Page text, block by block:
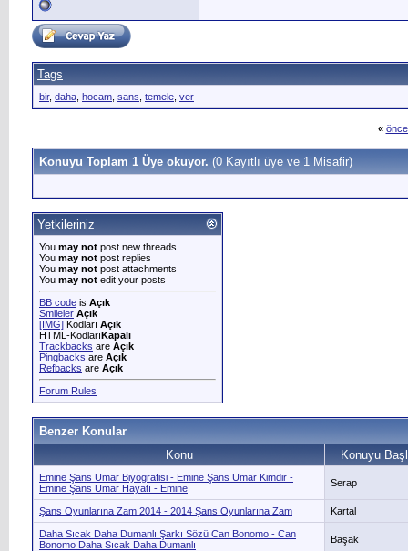
Tags
bir, daha hocam sans temele ver
«
Konuyu Toplam 1 Üye okuyor. (0 Kayıtlı üye ve 1 Misafir)
Yetkileriniz
You may not post new threads
You may not post replies
You may not post attachments
You may not edit your posts
BB code is Açık
Smileler Açık
[IMG] Kodları Açık
HTML-KodlarıKapalı
Trackbacks are Açık
Pingbacks are Açık
Refbacks are Açık
Forum Rules
Benzer Konular
Konu
Konuyu
Emine Şans Umar Biyografisi - Emine Şans Umar Kimdir -
Emine Şans Umar Hayatı - Emine
Serap
Şans Oyunlarına Zam 2014 - 2014 Şans Oyunlarına Zam Kartal
Daha Sıcak Daha Dumanlı Şarkı Sözü Can Bonomo - Can
Bonomo Daha Sıcak Daha Dumanlı
Başak